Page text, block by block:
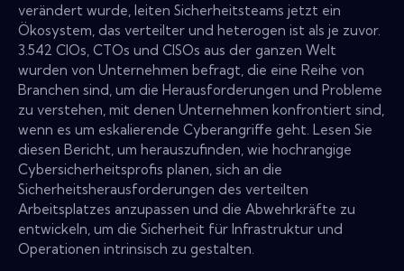
verändert wurde, leiten Sicherheitsteams jetzt ein
Ökosystem, das verteilter und heterogen ist als je zuvor.
3.542 CIOs, CTOs und CISOs aus der ganzen Welt
wurden von Unternehmen befragt, die eine Reihe von
Branchen sind, um die Herausforderungen und Probleme
zu verstehen, mit denen Unternehmen konfrontiert sind,
wenn es um eskalierende Cyberangriffe geht. Lesen Sie
diesen Bericht, um herauszufinden, wie hochrangige
Cybersicherheitsprofis planen, sich an die
Sicherheitsherausforderungen des verteilten
Arbeitsplatzes anzupassen und die Abwehrkräfte zu
entwickeln, um die Sicherheit für Infrastruktur und
Operationen intrinsisch zu gestalten.